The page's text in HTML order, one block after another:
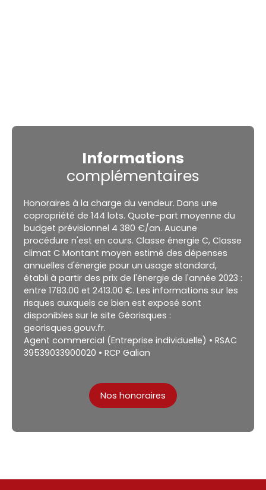
Informations
complémentaires
Honoraires à la charge du vendeur. Dans une
copropriété de 144 lots. Quote-part moyenne du
budget prévisionnel 4 380 €/an. Aucune
procédure n'est en cours. Classe énergie C, Classe
climat C Montant moyen estimé des dépenses
annuelles d'énergie pour un usage standard,
établi à partir des prix de l'énergie de l'année 2023 :
entre 1783.00 et 2413.00 €. Les informations sur les
risques auxquels ce bien est exposé sont
disponibles sur le site Géorisques :
georisques.gouv.fr.
Agent commercial (Entreprise individuelle) • RSAC
39539033900020 • RCP Galian
Nos honoraires